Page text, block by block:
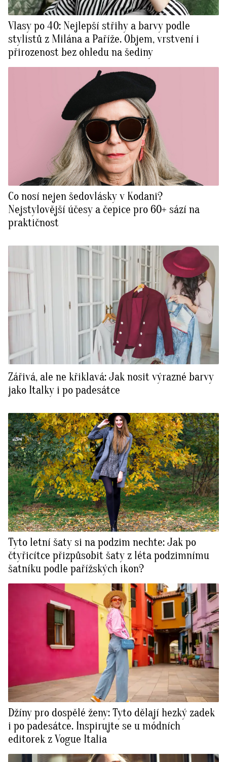
Vlasy po 40: Nejlepší střihy a barvy podle
stylistů z Milána a Paříže. Objem, vrstvení i
přirozenost bez ohledu na šediny
Co nosí nejen šedovlásky v Kodani?
Nejstylovější účesy a čepice pro 60+ sází na
praktičnost
Zářivá, ale ne křiklavá: Jak nosit výrazné barvy
jako Italky i po padesátce
Tyto letní šaty si na podzim nechte: Jak po
čtyřicítce přizpůsobit šaty z léta podzimnímu
šatníku podle pařížských ikon?
Džíny pro dospělé ženy: Tyto dělají hezký zadek
i po padesátce. Inspirujte se u módních
editorek z Vogue Italia